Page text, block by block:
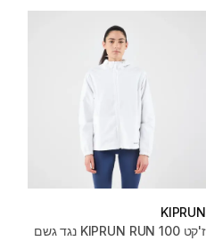
KIPRUN
ז'קט KIPRUN RUN 100 נגד גשם